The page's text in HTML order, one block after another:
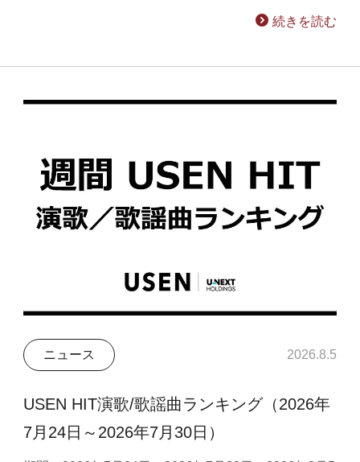
続きを読む
ニュース 2026.8.5
USEN HIT演歌/歌謡曲ランキング（2026年
7月24日～2026年7月30日）